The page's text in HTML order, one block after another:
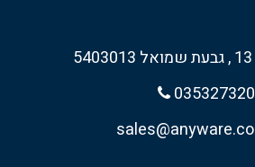
035327320